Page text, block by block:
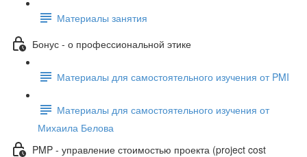
Материалы занятия
Бонус - о профессиональной этике
Материалы для самостоятельного изучения от PMI
Материалы для самостоятельного изучения от
Михаила Белова
PMP - управление стоимостью проекта (project cost